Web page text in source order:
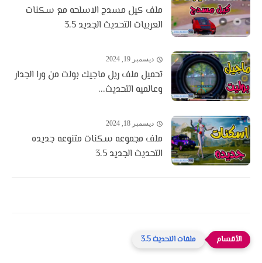
ملف كيل مسدج الاسلحه مع سكنات
العربيات التحديث الجديد 3.5
ديسمبر 19, 2024
تحميل ملف ريل ماجيك بولت من ورا الجدار
وعالميه التحديث...
ديسمبر 18, 2024
ملف مجموعه سكنات متنوعه جديده
التحديث الجديد 3.5
ملفات التحديث 3.5